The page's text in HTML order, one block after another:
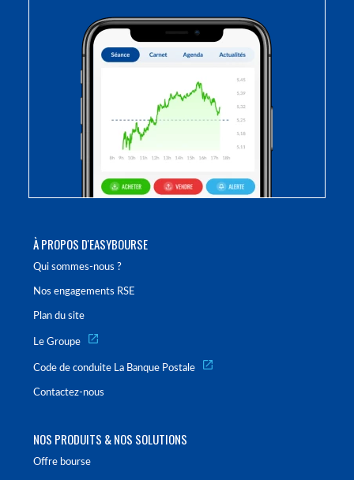
À PROPOS D'EASYBOURSE
Qui sommes-nous ?
Nos engagements RSE
Plan du site
Le Groupe
Code de conduite La Banque Postale
Contactez-nous
NOS PRODUITS & NOS SOLUTIONS
Offre bourse